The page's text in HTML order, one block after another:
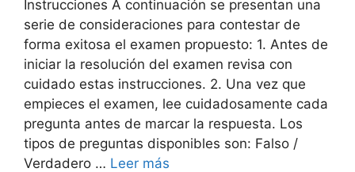
Instrucciones A continuación se presentan una
serie de consideraciones para contestar de
forma exitosa el examen propuesto: 1. Antes de
iniciar la resolución del examen revisa con
cuidado estas instrucciones. 2. Una vez que
empieces el examen, lee cuidadosamente cada
pregunta antes de marcar la respuesta. Los
tipos de preguntas disponibles son: Falso /
Verdadero … Leer más